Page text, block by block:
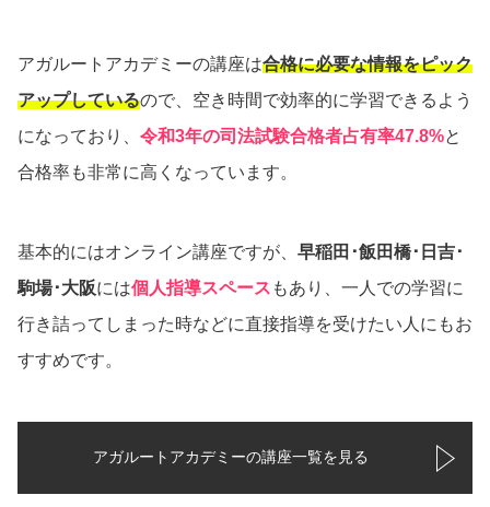
アガルートアカデミーの講座は合格に必要な情報をピック
アップしているので、空き時間で効率的に学習できるよう
になっており、 令和3年の司法試験合格者占有率47.8%と
合格率も非常に高くなっています。
基本的にはオンライン講座ですが、 早稲田･飯田橋･日吉･
駒場･大阪には個人指導スペース もあり、一人での学習に
行き詰ってしまった時などに直接指導を受けたい人にもお
すすめです。
アガルートアカデミーの講座一覧を見る